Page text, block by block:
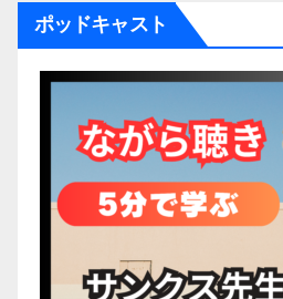
ポッドキャスト